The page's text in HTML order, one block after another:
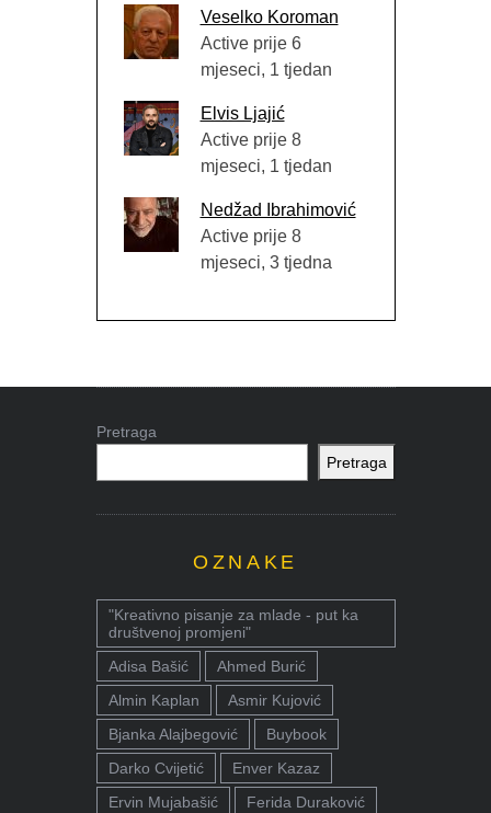
Veselko Koroman
Active prije 6
mjeseci, 1 tjedan
Elvis Ljajić
Active prije 8
mjeseci, 1 tjedan
Nedžad Ibrahimović
Active prije 8
mjeseci, 3 tjedna
Pretraga
Pretraga
OZNAKE
"Kreativno pisanje za mlade - put ka
društvenoj promjeni"
Adisa Bašić
Ahmed Burić
Almin Kaplan
Asmir Kujović
Bjanka Alajbegović
Buybook
Darko Cvijetić
Enver Kazaz
Ervin Mujabašić
Ferida Duraković